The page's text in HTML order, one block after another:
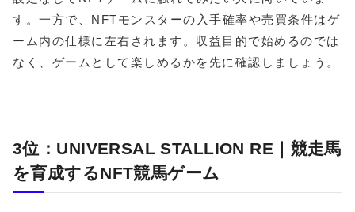
す。一方で、NFTモンスターの入手確率や売買条件はゲ
ーム内の仕様に左右されます。収益目的で始めるのでは
なく、ゲームとして楽しめるかを先に確認しましょう。
3位：UNIVERSAL STALLION RE｜競走馬
を育成するNFT競馬ゲーム